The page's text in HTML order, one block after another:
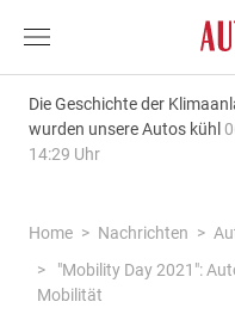
Die Geschichte der
wurden unsere Autos kühl
14:29 Uhr
Home Nachrichten
"Mobility Day 2021":
Mobilität